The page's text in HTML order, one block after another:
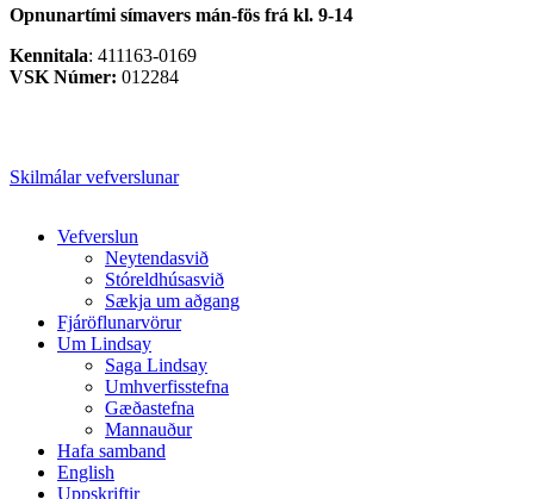
Opnunartími símavers mán-fös frá kl. 9-14
Kennitala: 411163-0169
VSK Númer: 012284
Skilmálar vefverslunar
Close
Vefverslun
Neytendasvið
Stóreldhúsasvið
Sækja um aðgang
Fjáröflunarvörur
Um Lindsay
Saga Lindsay
Umhverfisstefna
Gæðastefna
Mannauður
Hafa samband
English
Uppskriftir